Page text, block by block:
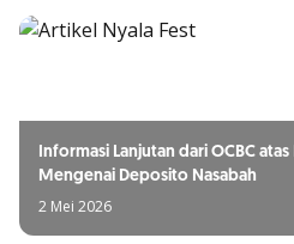
Informasi Lanjutan dari OCBC
Mengenai Deposito Nasabah
2 Mei 2026